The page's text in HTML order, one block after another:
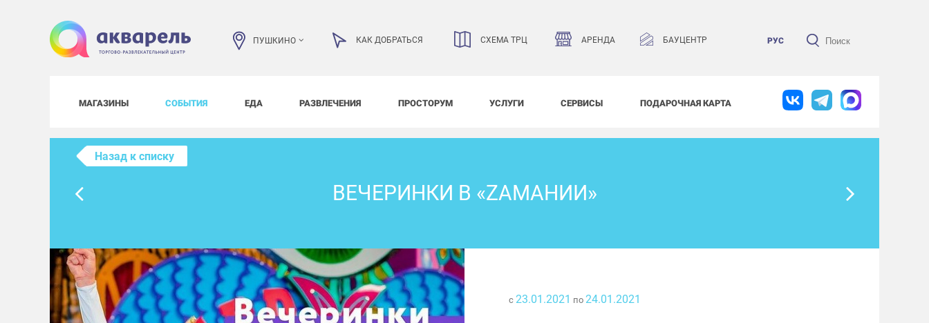
ПУШКИНО КАК ДОБРАТЬСЯ СХЕМА ТРЦ АРЕНДА БАУЦЕНТР РУС
МАГАЗИНЫ СОБЫТИЯ ЕДА РАЗВЛЕЧЕНИЯ ПРОСТОРУМ УСЛУГИ СЕРВИСЫ ПОДАРОЧНАЯ КАРТА
Назад к списку
ВЕЧЕРИНКИ В «ZАМАНИИ»
с 23.01.2021 по 24.01.2021